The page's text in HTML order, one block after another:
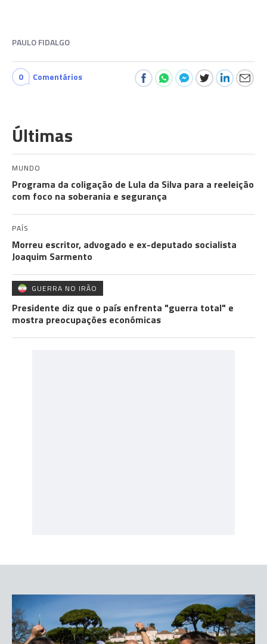
PAULO FIDALGO
0 Comentários
Últimas
MUNDO
Programa da coligação de Lula da Silva para a reeleição
com foco na soberania e segurança
PAÍS
Morreu escritor, advogado e ex-deputado socialista
Joaquim Sarmento
GUERRA NO IRÃO
Presidente diz que o país enfrenta "guerra total" e
mostra preocupações económicas